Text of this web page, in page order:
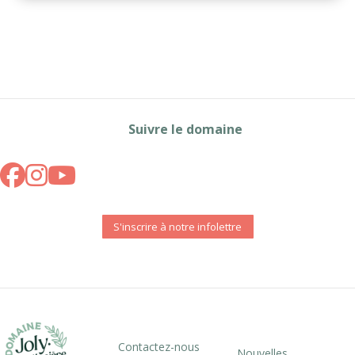
Suivre le domaine
S'inscrire à notre infolettre
Contactez-nous